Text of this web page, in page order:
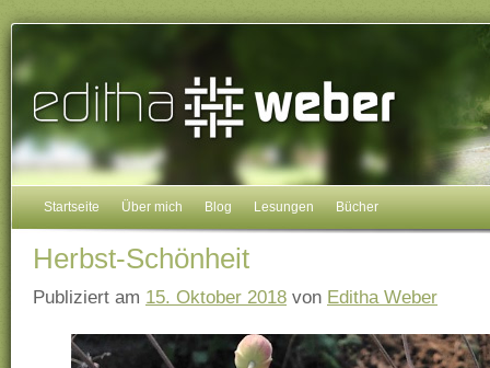
Startseite Über mich Blog Lesungen Bücher
Herbst-Schönheit
Publiziert am 15. Oktober 2018 von Editha Weber